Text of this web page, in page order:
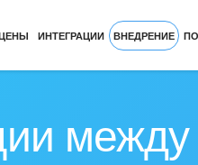
ИНТЕГРАЦИИ ВНЕДРЕНИЕ